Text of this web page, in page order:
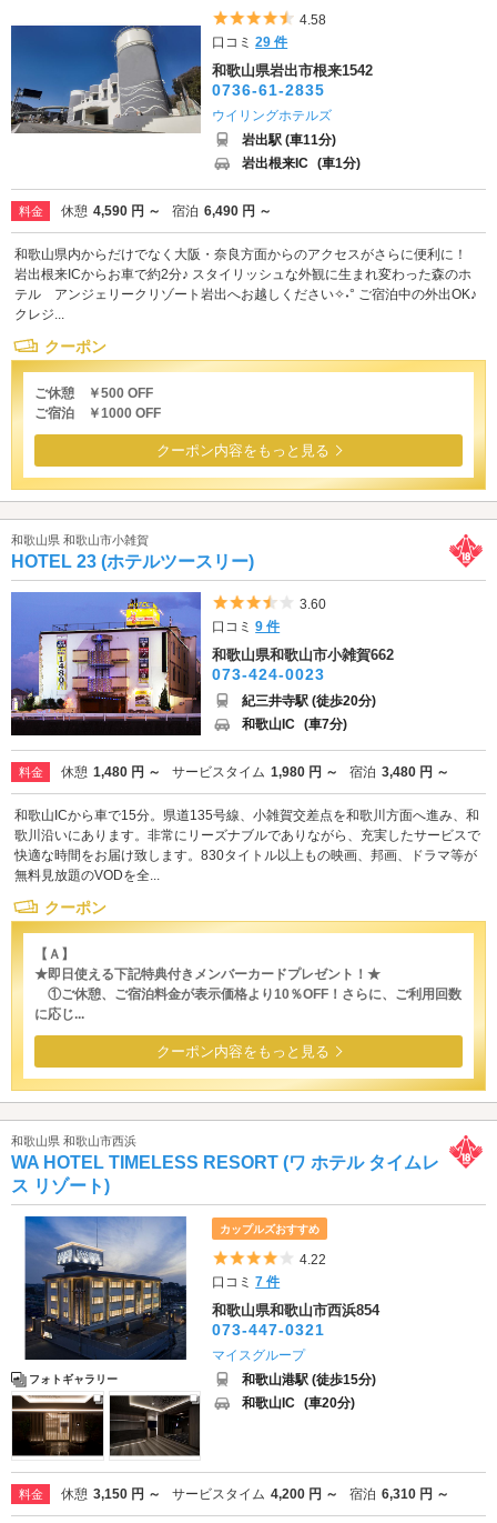
5つ星のうち4.5
4.58
口コミ29 件
和歌山県岩出市根来1542
0736-61-2835
ウイリングホテルズ
岩出駅 (車11分)
岩出根来IC (車1分)
料金 休憩 4,590 円 ～ 宿泊 6,490 円 ～
和歌山県内からだけでなく大阪・奈良方面からのアクセスがさらに便利に！
岩出根来ICからお車で約2分♪ スタイリッシュな外観に生まれ変わった森のホ
テル アンジェリークリゾート岩出へお越しください✧˖° ご宿泊中の外出OK♪
クレジ...
クーポン
ご休憩 ￥500 OFF
ご宿泊 ￥1000 OFF
クーポン内容をもっと見る
和歌山県 和歌山市小雑賀
HOTEL 23 (ホテルツースリー)
5つ星のうち3.5
3.60
口コミ9 件
和歌山県和歌山市小雑賀662
073-424-0023
紀三井寺駅 (徒歩20分)
和歌山IC (車7分)
料金 休憩 1,480 円 ～ サービスタイム 1,980 円 ～ 宿泊 3,480 円 ～
和歌山ICから車で15分。県道135号線、小雑賀交差点を和歌川方面へ進み、和
歌川沿いにあります。非常にリーズナブルでありながら、充実したサービスで
快適な時間をお届け致します。830タイトル以上もの映画、邦画、ドラマ等が
無料見放題のVODを全...
クーポン
【Ａ】
★即日使える下記特典付きメンバーカードプレゼント！★
①ご休憩、ご宿泊料金が表示価格より10％OFF！さらに、ご利用回数
に応じ...
クーポン内容をもっと見る
和歌山県 和歌山市西浜
WA HOTEL TIMELESS RESORT (ワ ホテル タイムレ
ス リゾート)
フォトギャラリー
カップルズおすすめ
5つ星のうち4
4.22
口コミ7 件
和歌山県和歌山市西浜854
073-447-0321
マイスグループ
和歌山港駅 (徒歩15分)
和歌山IC (車20分)
料金 休憩 3,150 円 ～ サービスタイム 4,200 円 ～ 宿泊 6,310 円 ～